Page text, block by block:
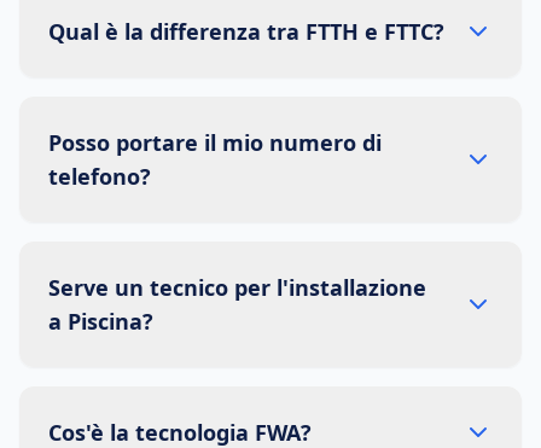
Qual è la differenza tra FTTH e FTTC?
Posso portare il mio numero di
telefono?
Serve un tecnico per l'installazione
a Piscina?
Cos'è la tecnologia FWA?